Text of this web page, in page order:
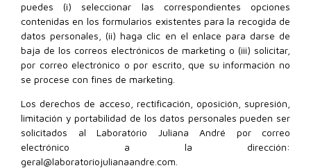
puedes (i) seleccionar las correspondientes opciones
contenidas en los formularios existentes para la recogida de
datos personales, (ii) haga clic en el enlace para darse de
baja de los correos electrónicos de marketing o (iii) solicitar,
por correo electrónico o por escrito, que su información no
se procese con fines de marketing.
Los derechos de acceso, rectificación, oposición, supresión,
limitación y portabilidad de los datos personales pueden ser
solicitados al Laboratório Juliana André por correo
electrónico a la dirección:
geral@laboratoriojulianaandre.com.